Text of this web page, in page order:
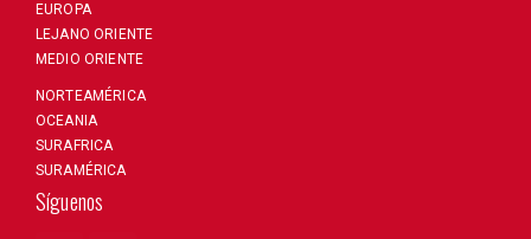
EUROPA
LEJANO ORIENTE
MEDIO ORIENTE
NORTEAMÉRICA
OCEANIA
SURAFRICA
SURAMÉRICA
Síguenos